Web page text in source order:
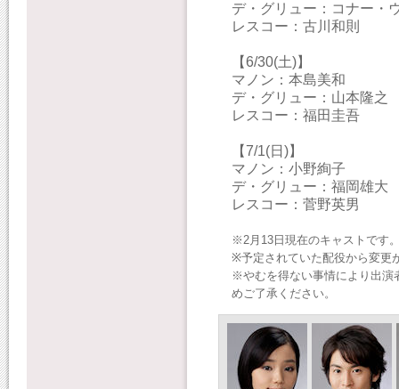
デ・グリュー：コナー・
レスコー：古川和則
【6/30(土)】
マノン：本島美和
デ・グリュー：山本隆之
レスコー：福田圭吾
【7/1(日)】
マノン：小野絢子
デ・グリュー：福岡雄大
レスコー：菅野英男
※2月13日現在のキャストです
※予定されていた配役から変更
※やむを得ない事情により出演
めご了承ください。